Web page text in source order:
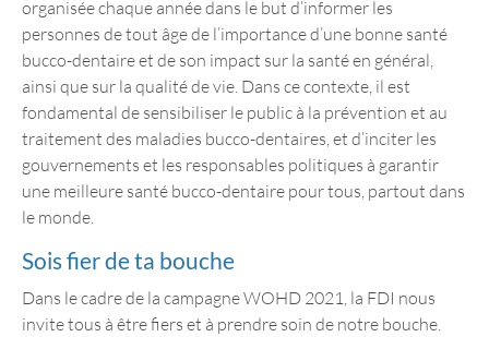
organisée chaque année dans le but d’informer les
personnes de tout âge de l’importance d’une bonne santé
bucco-dentaire et de son impact sur la santé en général,
ainsi que sur la qualité de vie. Dans ce contexte, il est
fondamental de sensibiliser le public à la prévention et au
traitement des maladies bucco-dentaires, et d’inciter les
gouvernements et les responsables politiques à garantir
une meilleure santé bucco-dentaire pour tous, partout dans
le monde.
Sois fier de ta bouche
Dans le cadre de la campagne WOHD 2021, la FDI nous
invite tous à être fiers et à prendre soin de notre bouche.